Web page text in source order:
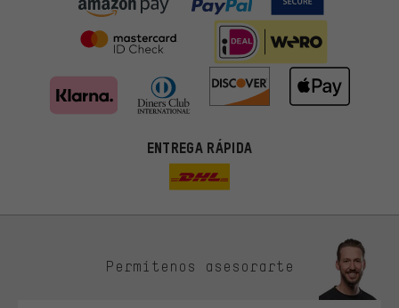
ENTREGA RÁPIDA
Permítenos asesorarte